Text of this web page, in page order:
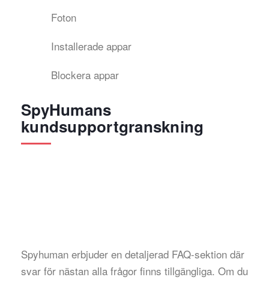
Foton
Installerade appar
Blockera appar
SpyHumans
kundsupportgranskning
Spyhuman erbjuder en detaljerad FAQ-sektion där
svar för nästan alla frågor finns tillgängliga. Om du